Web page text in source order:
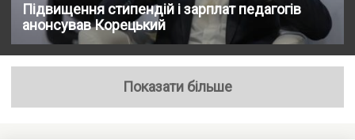
Підвищення стипендій і зарплат педагогів
анонсував Корецький
Показати більше